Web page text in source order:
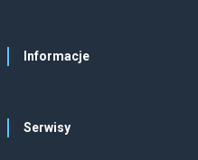
Informacje
Serwisy